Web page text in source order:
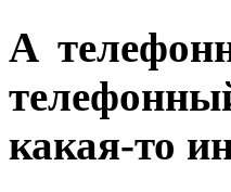
А
какая-то